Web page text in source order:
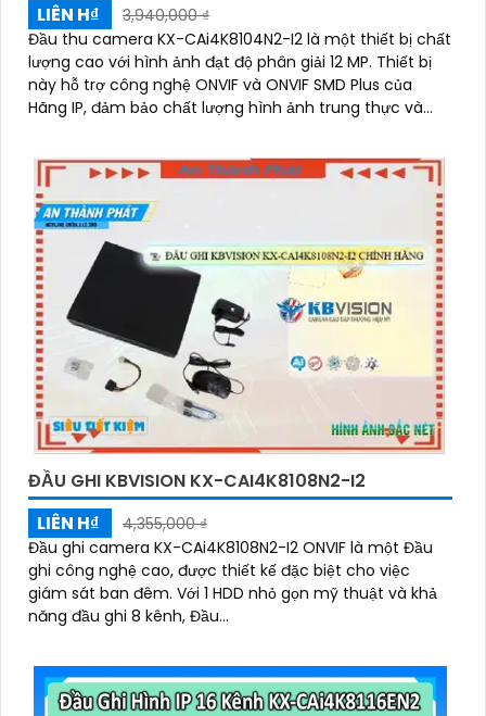
LIÊN H₫
3,940,000 ₫
Đầu thu camera KX-CAi4K8104N2-I2 là một thiết bị chất
lượng cao với hình ảnh đạt độ phân giải 12 MP. Thiết bị
này hỗ trợ công nghệ ONVIF và ONVIF SMD Plus của
Hãng IP, đảm bảo chất lượng hình ảnh trung thực và
ĐẦU GHI KBVISION KX-CAI4K8108N2-I2
LIÊN H₫
4,355,000 ₫
Đầu ghi camera KX-CAi4K8108N2-I2 ONVIF là một Đầu
ghi công nghệ cao, được thiết kế đặc biệt cho việc
giám sát ban đêm. Với 1 HDD nhỏ gọn mỹ thuật và khả
năng đầu ghi 8 kênh, Đầu...